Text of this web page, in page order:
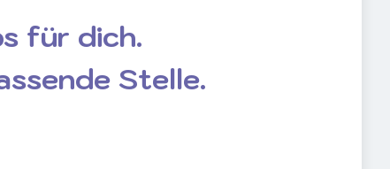
für dich.
Stelle.